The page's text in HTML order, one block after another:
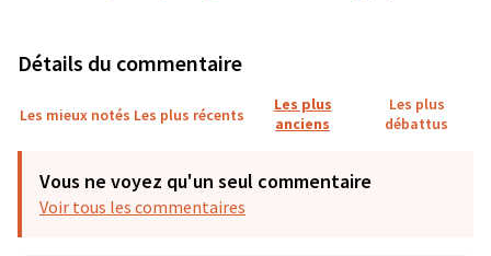
Détails du commentaire
Les mieux notés Les plus récents
Les plus
anciens
Les plus
débattus
Vous ne voyez qu'un seul commentaire
Voir tous les commentaires